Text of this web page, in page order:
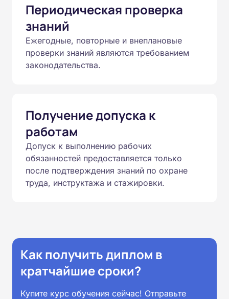
Периодическая проверка
знаний
Ежегодные, повторные и внеплановые
проверки знаний являются требованием
законодательства.
Получение допуска к
работам
Допуск к выполнению рабочих
обязанностей предоставляется только
после подтверждения знаний по охране
труда, инструктажа и стажировки.
Как получить диплом в
кратчайшие сроки?
Купите курс обучения сейчас! Отправьте